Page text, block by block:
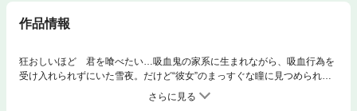
作品情報
狂おしいほど 君を喰べたい…吸血鬼の家系に生まれながら、吸血行為を
受け入れられずにいた雪夜。だけど“彼女”のまっすぐな瞳に見つめられる
と、これまで感じたことのない疼きが…「クズとケモ耳」の杉しっぽが贈
る最上級の偏愛×溺愛ファンタジー。※マイクロ版1～5巻と同じ収録内容で